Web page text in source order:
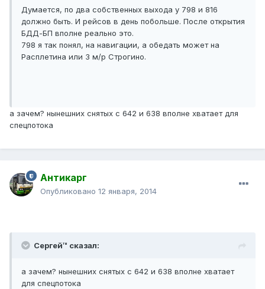
Думается, по два собственных выхода у 798 и 816
должно быть. И рейсов в день побольше. После открытия
БДД-БП вполне реально это.
798 я так понял, на навигации, а обедать может на
Расплетина или 3 м/р Строгино.
а зачем? нынешних снятых с 642 и 638 вполне хватает для
спецпотока
Антикарг
Опубликовано 12 января, 2014
Сергей™ сказал:
а зачем? нынешних снятых с 642 и 638 вполне хватает
для спецпотока